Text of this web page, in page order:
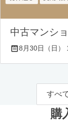
中古マンシ
8月30日（日）
すべ
購